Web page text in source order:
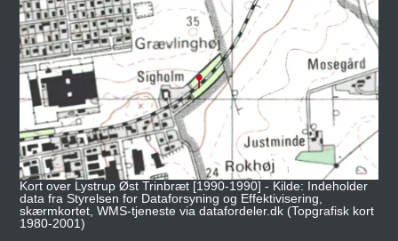
Kort over Lystrup Øst Trinbræt [1990-1990] - Kilde: Indeholder
data fra Styrelsen for Dataforsyning og Effektivisering,
skærmkortet, WMS-tjeneste via datafordeler.dk (Topgrafisk kort
1980-2001)